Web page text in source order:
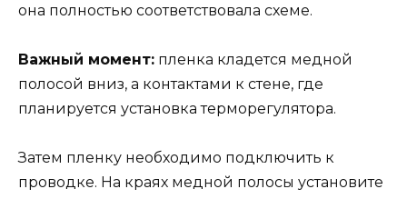
она полностью соответствовала схеме.
Важный момент: пленка кладется медной
полосой вниз, а контактами к стене, где
планируется установка терморегулятора.
Затем пленку необходимо подключить к
проводке. На краях медной полосы установите